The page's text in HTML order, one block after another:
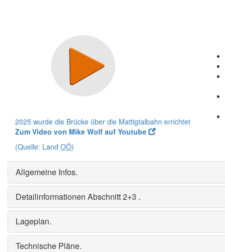
2025 wurde die Brücke über die Mattigtalbahn errichtet
Zum Video von Mike Wolf auf Youtube
(Quelle: Land OÖ)
Allgemeine Infos.
Detailinformationen Abschnitt 2+3 .
Lageplan.
Technische Pläne.